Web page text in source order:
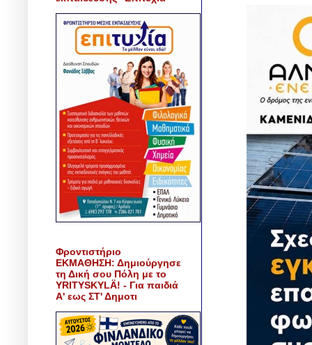
Φροντιστήριο
ΕΚΜΑΘΗΣΗ: Δημιούργησε
τη Δική σου Πόλη με το
YRITYSKYLÄ! - Για παιδιά
Α' εως ΣΤ' Δημοτι